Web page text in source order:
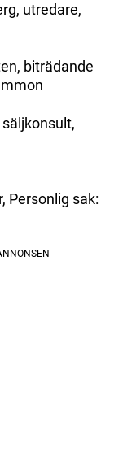
utredare,
biträdande
Personlig sak: